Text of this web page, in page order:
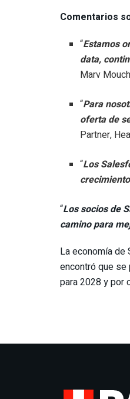
Comentarios
“Estamos
data,
Marv
“Para
oferta de
Partner,
“Los
“Los socios de
camino para
La economía de
encontró que
para 2028 y por